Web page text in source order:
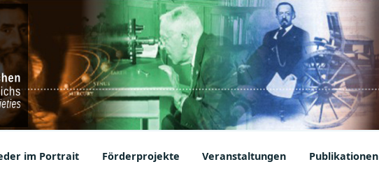
Societies
im Portrait Förderprojekte Veranstaltungen Publikationen